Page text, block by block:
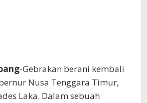
-Gebrakan berani kembali
Nusa Tenggara Timur,
Laka. Dalam sebuah